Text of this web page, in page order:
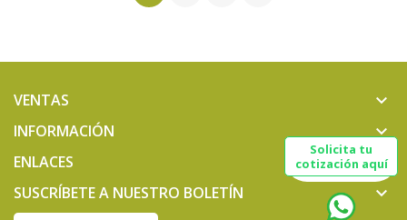
VENTAS keyboard_arrow_down
INFORMACIÓN keyboard_arrow_down
ENLACES keyboard_arrow_down
SUSCRÍBETE A NUESTRO BOLETÍN keyboard_arrow_down
Solicita tu
cotización aquí